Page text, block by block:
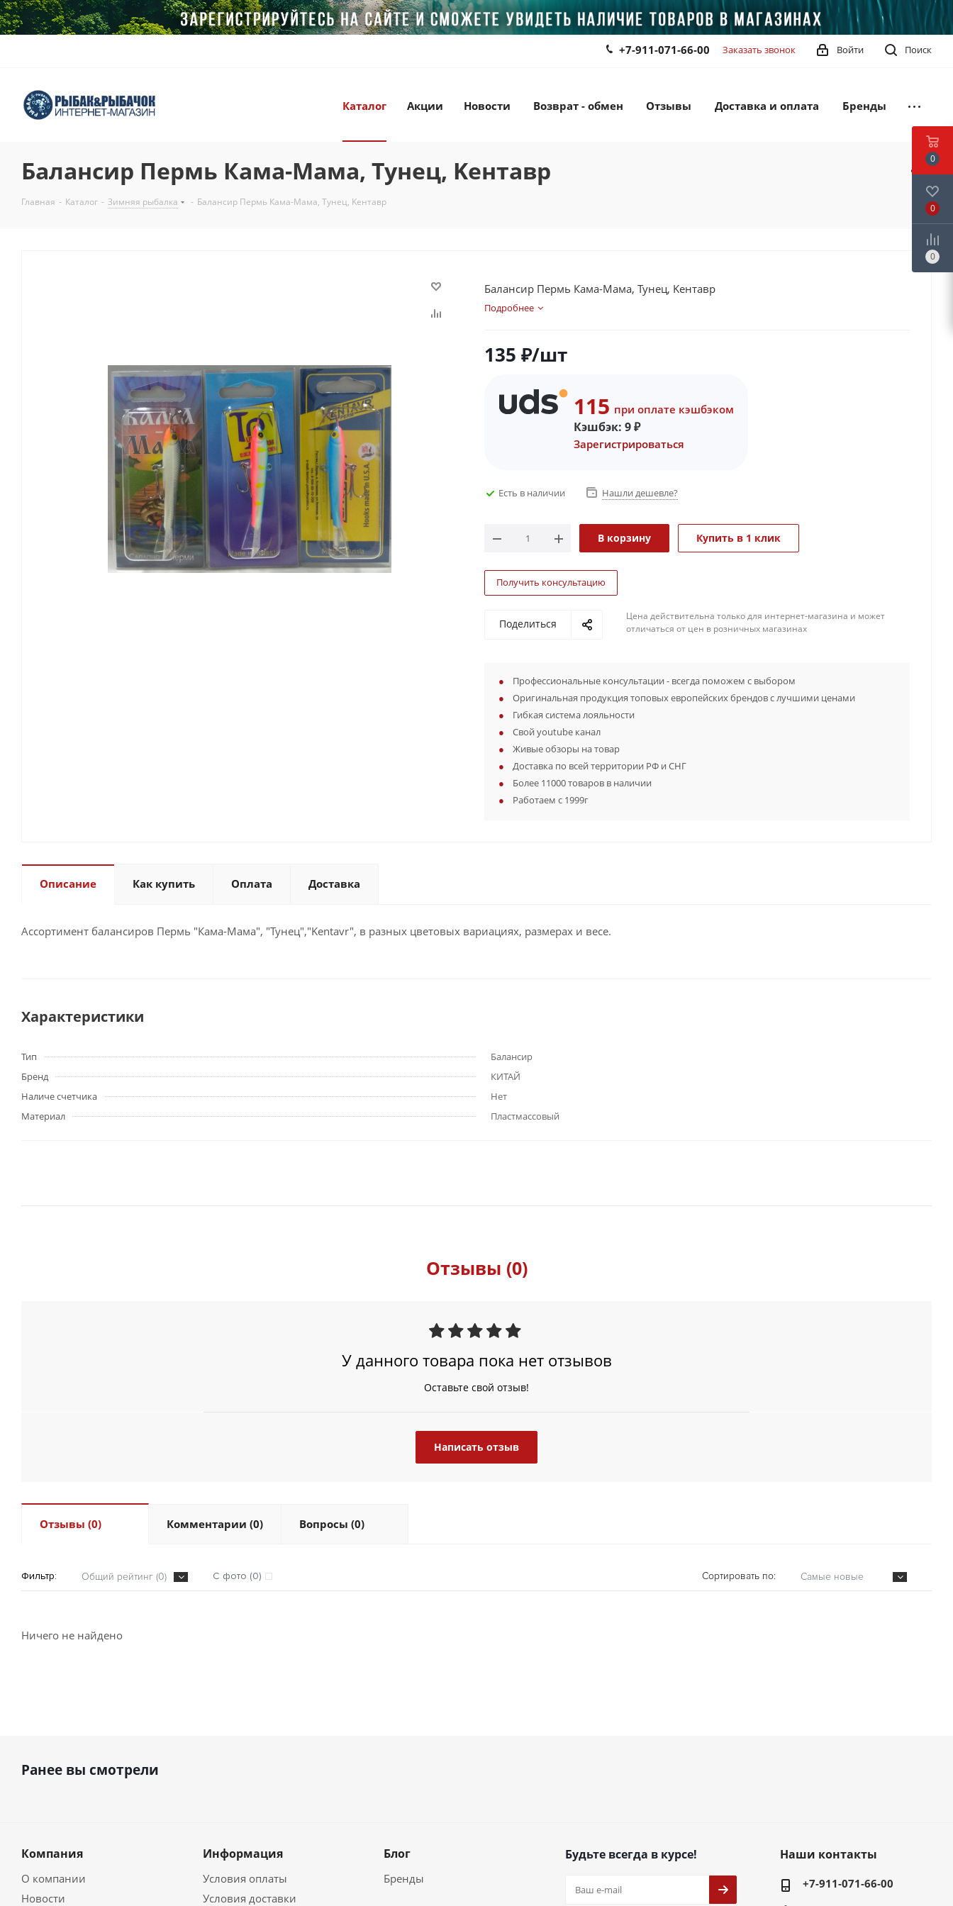
Поиск
Войти
+7-911-071-66-00 Заказать звонок
Каталог Акции Новости Возврат - обмен Отзывы Доставка и оплата Бренды
Балансир Пермь Кама-Мама, Тунец, Kентавр
Главная - Каталог - Зимняя рыбалка - Балансир Пермь Кама-Мама, Тунец, Kентавр
Балансир Пермь Кама-Мама, Тунец, Kентавр
Подробнее
135 ₽/шт
115 при оплате кэшбэком
Кэшбэк: 9₽
Зарегистрироваться
Есть в наличии Нашли дешевле?
В корзину Купить в 1 клик
Получить консультацию
Поделиться
Цена действительна только для интернет-магазина и может
отличаться от цен в розничных магазинах
Профессиональные консультации - всегда поможем с выбором
Оригинальная продукция топовых европейских брендов с лучшими ценами
Гибкая система лояльности
Свой youtube канал
Живые обзоры на товар
Доставка по всей территории РФ и СНГ
Более 11000 товаров в наличии
Работаем с 1999г
Описание Как купить Оплата Доставка
Ассортимент балансиров Пермь "Кама-Мама", "Тунец","Kentavr", в разных цветовых вариациях, размерах и весе.
Характеристики
Тип
Балансир
Бренд
КИТАЙ
Наличе счетчика
Нет
Материал
Пластмассовый
Отзывы (0)
У данного товара пока нет отзывов
Оставьте свой отзыв!
Написать отзыв
Отзывы (0) Комментарии (0) Вопросы (0)
Фильтр: Общий рейтинг (0) С фото (0) Сортировать по: Самые новые
Ничего не найдено
Ранее вы смотрели
Компания
О компании
Новости
Информация
Условия оплаты
Условия доставки
Блог
Бренды
Будьте всегда в курсе! Наши контакты
+7-911-071-66-00
0
0
0